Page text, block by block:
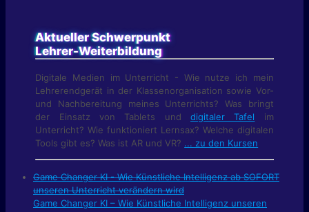
Aktueller Schwerpunkt
Lehrer-Weiterbildung
Digitale Medien im Unterricht - Wie nutze ich mein
Lehrerendgerät in der Klassenorganisation sowie Vor-
und Nachbereitung meines Unterrichts? Was bringt
der Einsatz von Tablets unddigitaler Tafel im
Unterricht? Wie funktioniert Lernsax? Welche digitalen
Tools gibt es? Was ist AR und VR? ... zu den Kursen
Game Changer KI - Wie Künstliche Intelligenz ab SOFORT
unseren Unterricht verändern wird
Game Changer KI – Wie Künstliche Intelligenz unseren